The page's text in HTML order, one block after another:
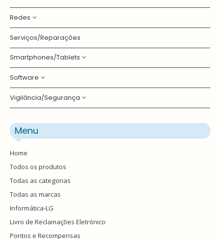
HUBS/Card Reader
Ratos
Teclados
Desktops
Portáteis
Redes
Placas Rede
Routers/AP/Extenders
Serviços/Reparações
Smartphones/Tablets
Acessórios Consolas
Acessórios Smartphones
Smartwatch/Bands
Software
Segurança
Vigilância/Segurança
Menu
Home
Todos os produtos
Todas as categorias
Todas as marcas
Informática-LG
Livro de Reclamações Eletrónico
Pontos e Recompensas